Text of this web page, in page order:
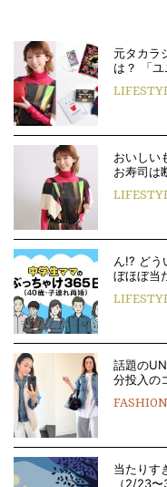
元タカラ
は？ 「
おいしい
お寿司は
ん!? どう
ぼほぼ当
話題の
分投入の
FASHION
当たりす
（2/23